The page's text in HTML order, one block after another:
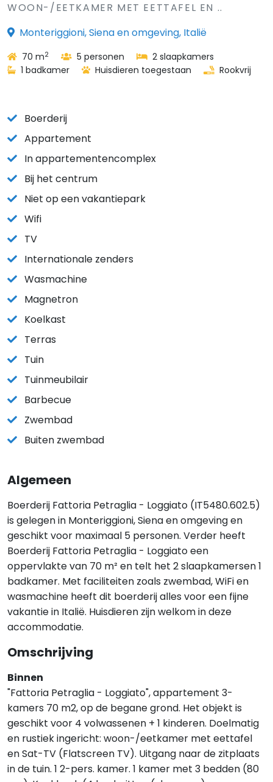
WOON-/EETKAMER MET EETTAFEL EN ..
Monteriggioni, Siena en omgeving, Italië
70 m2 5 personen
2 slaapkamers
1 badkamer
Huisdieren toegestaan Rookvrij
Boerderij
Appartement
In appartementencomplex
Bij het centrum
Niet op een vakantiepark
Wifi
TV
Internationale zenders
Wasmachine
Magnetron
Koelkast
Terras
Tuin
Tuinmeubilair
Barbecue
Zwembad
Buiten zwembad
Algemeen
Boerderij Fattoria Petraglia - Loggiato (IT5480.602.5)
is gelegen in Monteriggioni, Siena en omgeving en
geschikt voor maximaal 5 personen. Verder heeft
Boerderij Fattoria Petraglia - Loggiato een
oppervlakte van 70 m² en telt het 2 slaapkamersen 1
badkamer. Met faciliteiten zoals zwembad, WiFi en
wasmachine heeft dit boerderij alles voor een fijne
vakantie in Italië. Huisdieren zijn welkom in deze
accommodatie.
Omschrijving
Binnen
"Fattoria Petraglia - Loggiato", appartement 3-
kamers 70 m2, op de begane grond. Het objekt is
geschikt voor 4 volwassenen + 1 kinderen. Doelmatig
en rustiek ingericht: woon-/eetkamer met eettafel
en Sat-TV (Flatscreen TV). Uitgang naar de zitplaats
in de tuin. 1 2-pers. kamer. 1 kamer met 3 bedden (80